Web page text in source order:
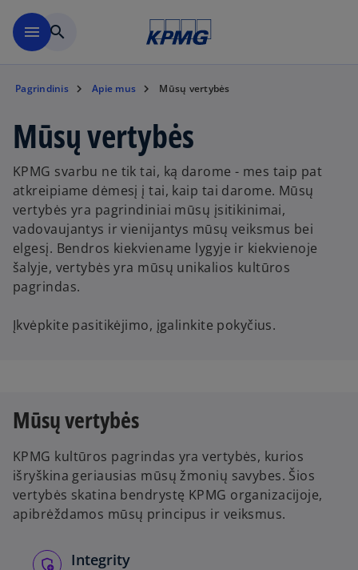
menu search
Pagrindinis Apie mus Mūsų vertybės
Mūsų vertybės
KPMG svarbu ne tik tai, ką darome - mes taip pat
atkreipiame dėmesį į tai, kaip tai darome. Mūsų
vertybės yra pagrindiniai mūsų įsitikinimai,
vadovaujantys ir vienijantys mūsų veiksmus bei
elgesį. Bendros kiekviename lygyje ir kiekvienoje
šalyje, vertybės yra mūsų unikalios kultūros
pagrindas.
Įkvėpkite pasitikėjimo, įgalinkite pokyčius.
Mūsų vertybės
KPMG kultūros pagrindas yra vertybės, kurios
išryškina geriausias mūsų žmonių savybes. Šios
vertybės skatina bendrystę KPMG organizacijoje,
apibrėždamos mūsų principus ir veiksmus.
Integrity